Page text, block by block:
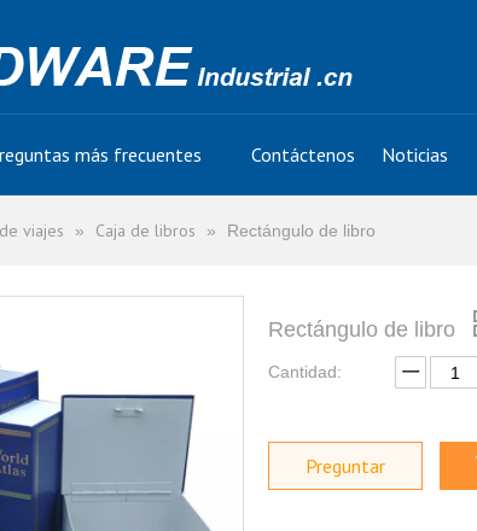
más frecuentes Contáctenos Noticias
viajes » Caja de libros » Rectángulo de libro
Rectángulo de libro
Cantidad:
Preguntar